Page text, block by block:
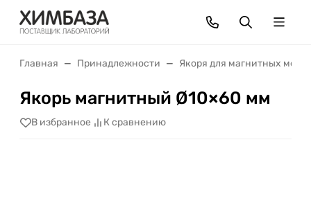
Главная Принадлежности Якоря для магнитных
Якорь магнитный Ø10×60 мм
В избранное К сравнению